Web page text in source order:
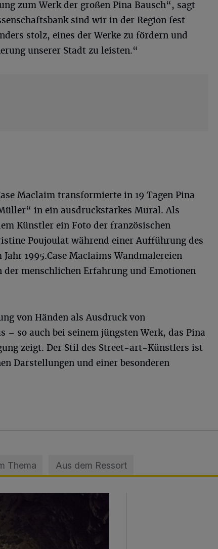
zum Werk der großen Pina Bausch“, sagt
sind wir in der Region fest
stolz, eines der Werke zu fördern und
unserer Stadt zu leisten.“
Maclaim transformierte in 19 Tagen Pina
in ein ausdruckstarkes Mural. Als
Künstler ein Foto der französischen
Poujoulat während einer Aufführung des
1995.Case Maclaims Wandmalereien
der menschlichen Erfahrung und Emotionen
von Händen als Ausdruck von
– so auch bei seinem jüngsten Werk, das Pina
zeigt. Der Stil des Street-art-Künstlers ist
Darstellungen und einer besonderen
Thema Aus dem Ressort